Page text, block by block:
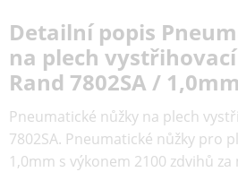
Detailní popis
na plech
Rand 7802SA / 1,0mm
Pneumatické nůžky na plech
7802SA. Pneumatické nůžky pro
1,0mm s výkonem 2100 zdvihů